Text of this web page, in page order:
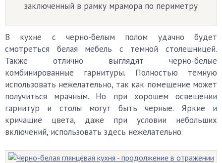
заключенный в рамку мрамора по периметру
В кухне с черно-белым полом удачно будет
смотреться белая мебель с темной столешницей.
Также отлично выглядят черно-белые
комбинированные гарнитуры. Полностью темную
использовать нежелательно, так как помещение может
получиться мрачным. Но при хорошем освещении
гарнитур и столы могут быть черные. Яркие и
кричащие цвета, даже при условии небольших
включений, использовать здесь нежелательно.